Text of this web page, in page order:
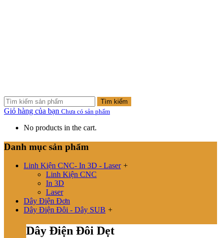
Tìm kiếm
Giỏ hàng của bạn Chưa có sản phẩm
No products in the cart.
Danh mục sản phẩm
Linh Kiện CNC- In 3D - Laser +
Linh Kiện CNC
In 3D
Laser
Dây Điện Đơn
Dây Điện Đôi - Dây SUB +
Dây Điện Đôi Dẹt